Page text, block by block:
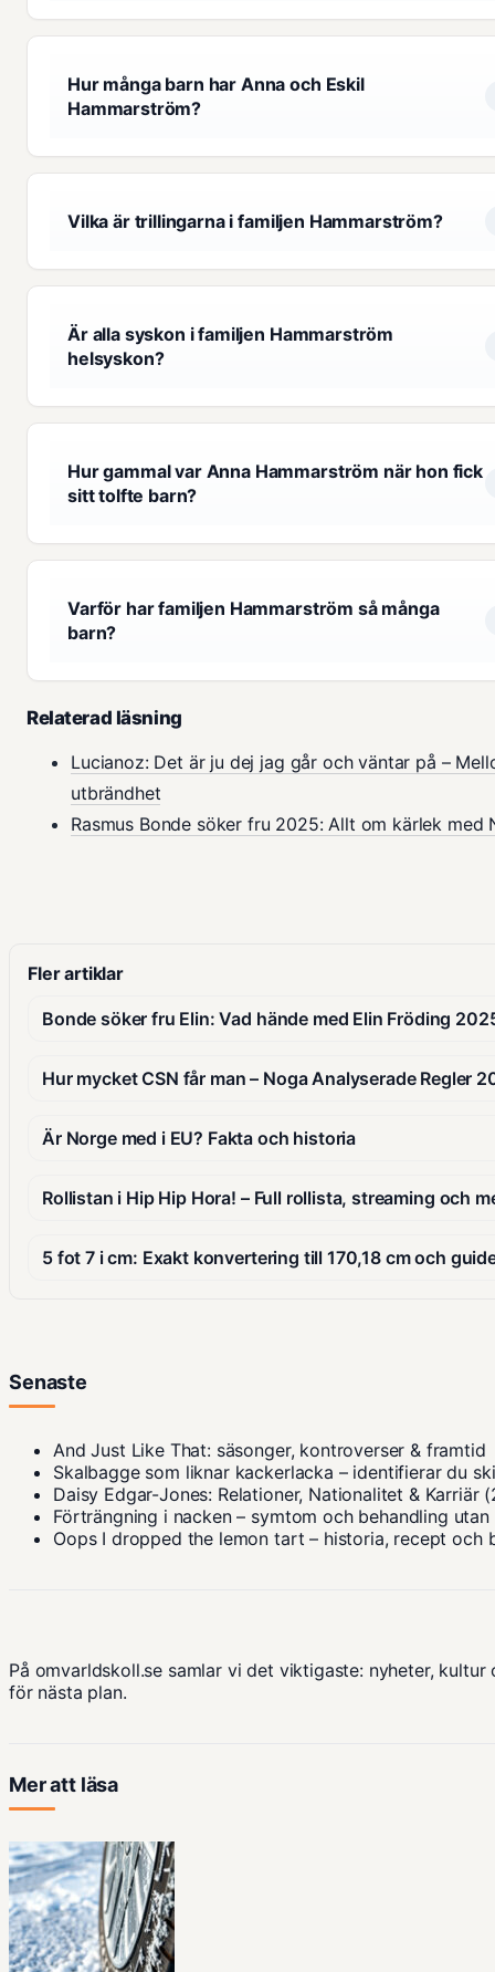
Hur många barn har Anna och Eskil
Hammarström?
Vilka är trillingarna i familjen Hammarström?
Är alla syskon i familjen Hammarström
helsyskon?
Hur gammal var Anna Hammarström när hon fick
sitt tolfte barn?
Varför har familjen Hammarström så många
barn?
Relaterad läsning
Lucianoz: Det är ju dej jag går och väntar på –
utbrändhet
Rasmus Bonde söker fru 2025: Allt om kärlek med
Fler artiklar
Bonde söker fru Elin: Vad hände med Elin Fröding
Hur mycket CSN får man – Noga Analyserade Regler
Är Norge med i EU? Fakta och historia
Rollistan i Hip Hip Hora! – Full rollista, streaming och
5 fot 7 i cm: Exakt konvertering till 170,18 cm och
Senaste
And Just Like That: säsonger, kontroverser & framtid
Skalbagge som liknar kackerlacka – identifierar du
Daisy Edgar-Jones: Relationer, Nationalitet & Karriär
Förträngning i nacken – symtom och behandling
Oops I dropped the lemon tart – historia, recept och
På omvarldskoll.se samlar vi det viktigaste: nyheter, kultur
för nästa plan.
Mer att läsa